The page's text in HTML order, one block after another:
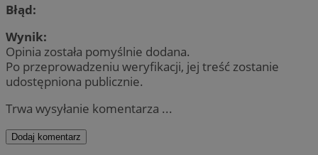
Błąd:
Wynik:
Opinia została pomyślnie dodana.
Po przeprowadzeniu weryfikacji, jej treść zostanie
udostępniona publicznie.
Trwa wysyłanie komentarza ...
Dodaj komentarz